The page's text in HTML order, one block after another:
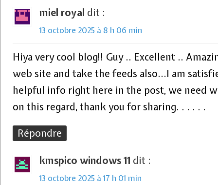
miel royal dit :
13 octobre 2025 à 8 h 06 min
Hiya very cool blog!! Guy .. Excellent ..
web site and take the feeds also…I am
helpful info right here in the post, we need
on this regard, thank you for sharing. . . . . .
Répondre
kmspico windows 11 dit :
13 octobre 2025 à 17 h 01 min